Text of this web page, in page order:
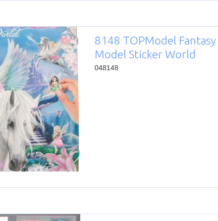
8148 TOPModel Fantasy
Model Sticker World
048148